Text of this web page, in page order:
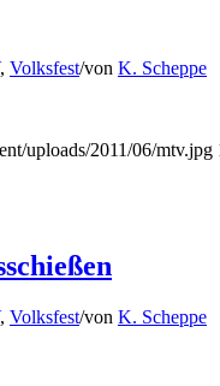
, Volksfest/von K. Scheppe
uploads/2011/06/mtv.jpg
, Volksfest/von K. Scheppe